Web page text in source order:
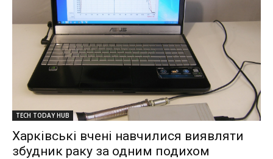
TECH TODAY HUB
Харківські вчені навчилися виявляти
збудник раку за одним подихом